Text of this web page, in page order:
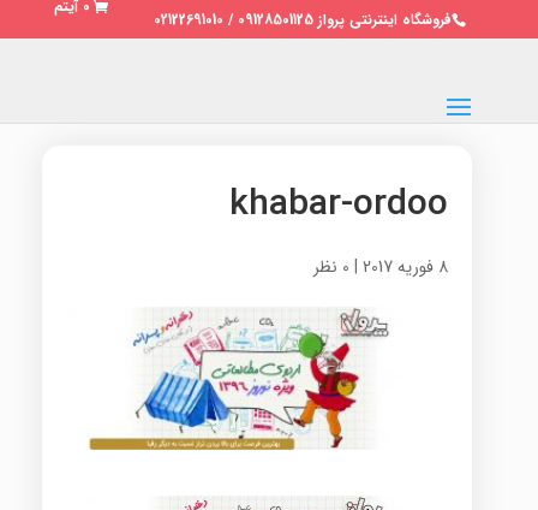
فروشگاه اینترنتی پرواز 09128501125 / 02122691010
0 آیتم
khabar-ordoo
8 فوریه 2017 | 0 نظر